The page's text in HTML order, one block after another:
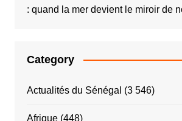
: quand la mer devient le miroir de
Category
Actualités du Sénégal (3 546)
Afrique(448)